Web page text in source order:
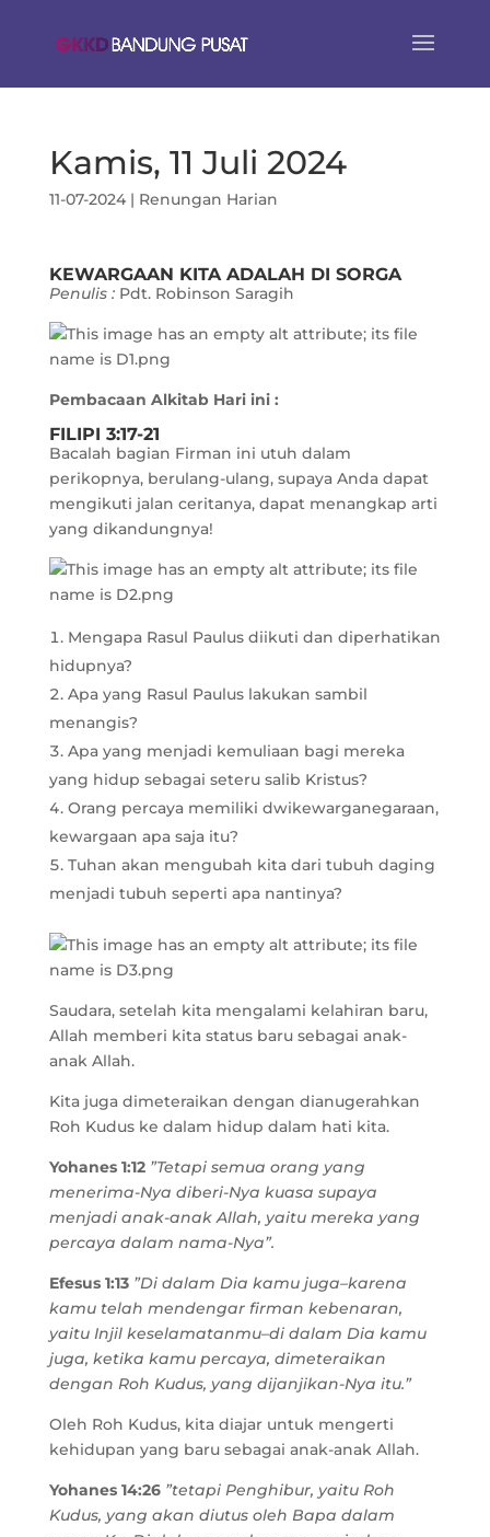
Kamis, 11 Juli 2024
11-07-2024| Renungan Harian
KEWARGAAN KITA ADALAH DI SORGA
Penulis : Pdt. Robinson Saragih
Pembacaan Alkitab Hari ini :
FILIPI 3:17-21
Bacalah bagian Firman ini utuh dalam
perikopnya, berulang-ulang, supaya Anda dapat
mengikuti jalan ceritanya, dapat menangkap arti
yang dikandungnya!
Mengapa Rasul Paulus diikuti dan diperhatikan
hidupnya?
Apa yang Rasul Paulus lakukan sambil
menangis?
Apa yang menjadi kemuliaan bagi mereka
yang hidup sebagai seteru salib Kristus?
Orang percaya memiliki dwikewarganegaraan,
kewargaan apa saja itu?
Tuhan akan mengubah kita dari tubuh daging
menjadi tubuh seperti apa nantinya?
Saudara, setelah kita mengalami kelahiran baru,
Allah memberi kita status baru sebagai anak-
anak Allah.
Kita juga dimeteraikan dengan dianugerahkan
Roh Kudus ke dalam hidup dalam hati kita.
Yohanes 1:12 ”Tetapi semua orang yang
menerima-Nya diberi-Nya kuasa supaya
menjadi anak-anak Allah, yaitu mereka yang
percaya dalam nama-Nya”.
Efesus 1:13 ”Di dalam Dia kamu juga–karena
kamu telah mendengar firman kebenaran,
yaitu Injil keselamatanmu–di dalam Dia kamu
juga, ketika kamu percaya, dimeteraikan
dengan Roh Kudus, yang dijanjikan-Nya itu.”
Oleh Roh Kudus, kita diajar untuk mengerti
kehidupan yang baru sebagai anak-anak Allah.
Yohanes 14:26 ”tetapi Penghibur, yaitu Roh
Kudus, yang akan diutus oleh Bapa dalam